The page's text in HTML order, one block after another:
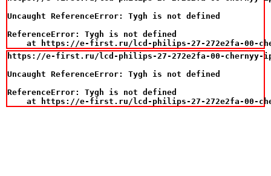
Uncaught ReferenceError: Tygh is not defined
ReferenceError: Tygh is not defined
at https://e-first.ru/lcd-philips-27-272e2fa-00-
https://e-first.ru/lcd-philips-27-272e2fa-00-chernyy-ips-
Uncaught ReferenceError: Tygh is not defined
ReferenceError: Tygh is not defined
at https://e-first.ru/lcd-philips-27-272e2fa-00-